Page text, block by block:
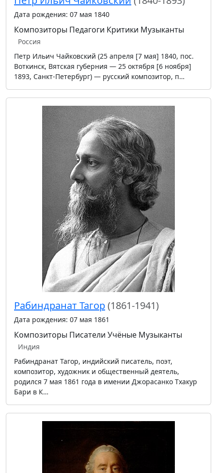
Дата рождения: 07 мая 1840
Композиторы Педагоги Критики Музыканты
Россия
Петр Ильич Чайковский (25 апреля [7 мая] 1840, пос.
Воткинск, Вятская губерния — 25 октября [6 ноября]
1893, Санкт-Петербург) — русский композитор, п…
Рабиндранат Тагор(1861-1941)
Дата рождения: 07 мая 1861
Композиторы Писатели Учёные Музыканты
Индия
Рабиндранат Тагор, индийский писатель, поэт,
композитор, художник и общественный деятель,
родился 7 мая 1861 года в имении Джорасанко Тхакур
Бари в К…